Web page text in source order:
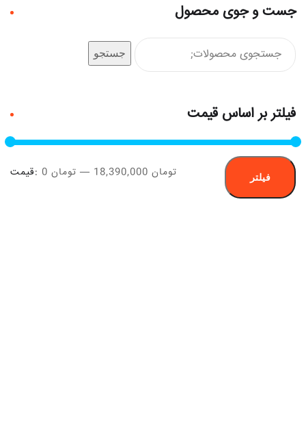
جست و جوی محصول
جستجو
فیلتر بر اساس قیمت
فیلتر قیمت: 0 تومان — 18,390,000 تومان